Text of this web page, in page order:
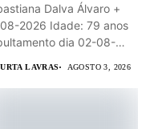
Dalva Álvaro +
2026 Idade: 79 anos
dia 02-08-
LAVRAS AGOSTO 3, 2026